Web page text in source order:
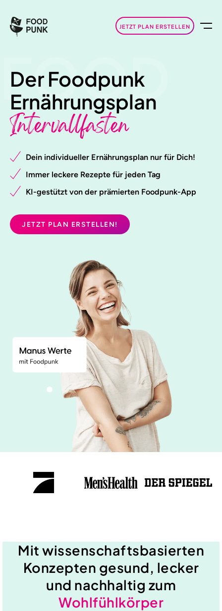
JETZT PLAN ERSTELLEN
FOOD
Der Foodpunk
Ernährungsplan
Intervallfasten
Dein individueller Ernährungsplan nur für Dich!
Immer leckere Rezepte für jeden Tag
KI-gestützt von der prämierten Foodpunk-App
JETZT PLAN ERSTELLEN!
Mit wissenschaftsbasierten
Konzepten gesund, lecker
und nachhaltig zum
Wohlfühlkörper